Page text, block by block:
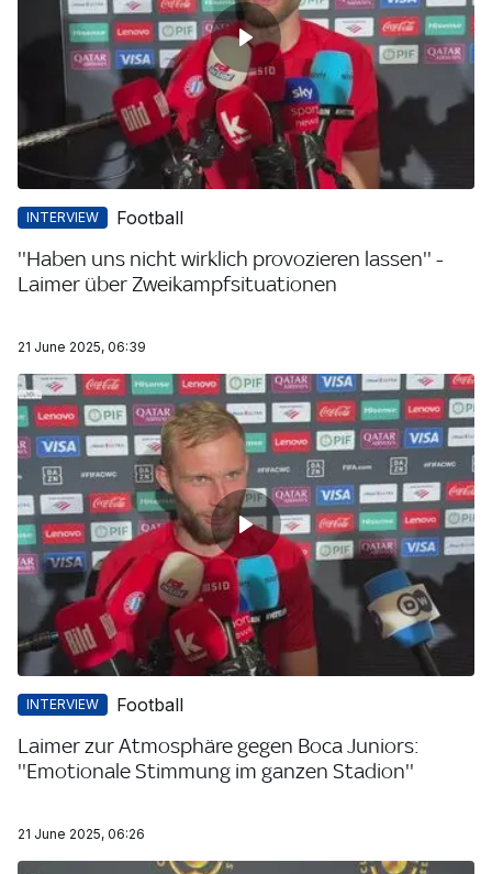
INTERVIEW Football
''Haben uns nicht wirklich provozieren lassen'' -
Laimer über Zweikampfsituationen
21 June 2025, 06:39
INTERVIEW Football
Laimer zur Atmosphäre gegen Boca Juniors:
''Emotionale Stimmung im ganzen Stadion''
21 June 2025, 06:26